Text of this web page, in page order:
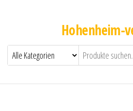
Hohenheim-